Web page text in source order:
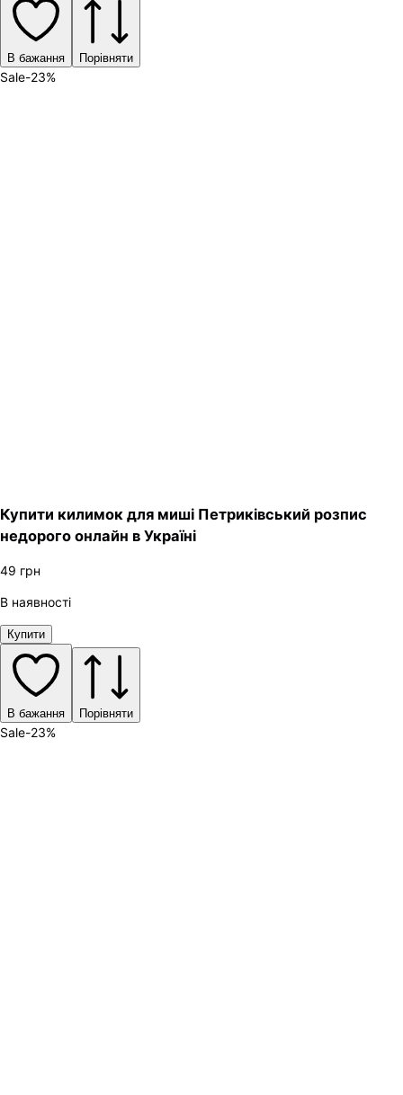
В бажання Порівняти
Sale-23%
Купити килимок для миші Петриківський розпис
недорого онлайн в Україні
49 грн
В наявності
Купити
В бажання Порівняти
Sale-23%